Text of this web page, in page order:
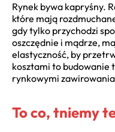
Rynek bywa kapryśny.
które mają
gdy tylko przychodzi
oszczędnie i mądrze,
elastyczność, by
kosztami to budowanie
rynkowymi
To co, tniemy